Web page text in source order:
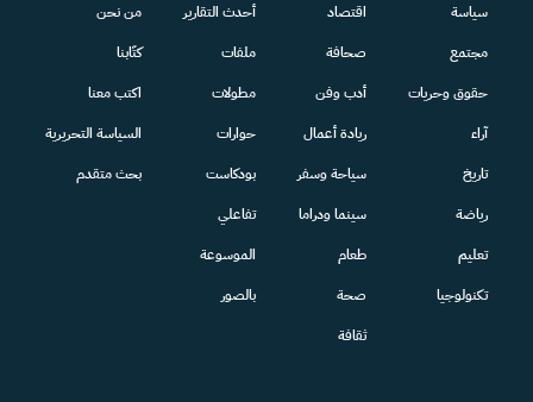
سياسة
مجتمع
حقوق وحريات
آراء
تاريخ
رياضة
تعليم
تكنولوجيا
اقتصاد
صحافة
أدب وفن
ريادة أعمال
سياحة وسفر
سينما ودراما
طعام
صحة
ثقافة
أحدث التقارير
ملفات
مطولات
حوارات
بودكاست
تفاعلي
الموسوعة
بالصور
من نحن
كتّابنا
اكتب معنا
السياسة التحريرية
بحث متقدم